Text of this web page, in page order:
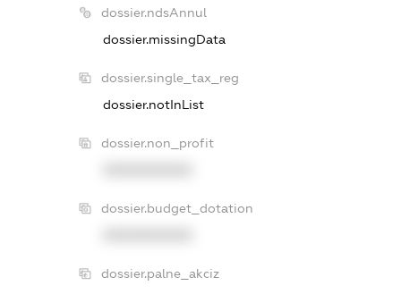
dossier.ndsAnnul
dossier.missingData
dossier.single_tax_reg
dossier.notInList
dossier.non_profit
dossier.budget_dotation
dossier.palne_akciz